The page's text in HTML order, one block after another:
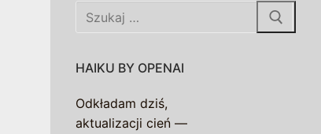
Szukaj:
HAIKU BY OPENAI
Odkładam dziś,
aktualizacji cień —